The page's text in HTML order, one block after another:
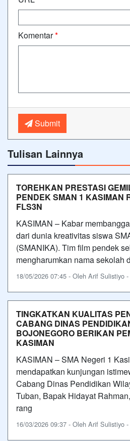
Komentar*
Submit
Tulisan Lainnya
TOREHKAN PRESTASI
PENDEK SMAN 1 KASIMAN
FLS3N
KASIMAN – Kabar
dari dunia kreativitas siswa
(SMANIKA). Tim film pendek
mengharumkan nama sekolah
18/05/2026 07:45 - Oleh Arif Sulistiyo
TINGKATKAN KUALITAS
CABANG DINAS
BOJONEGORO BERIKAN
KASIMAN
KASIMAN – SMA Negeri 1
mendapatkan kunjungan
Cabang Dinas Pendidikan
Tuban, Bapak Hidayat
rang
16/03/2026 09:37 - Oleh Arif Sulistiyo